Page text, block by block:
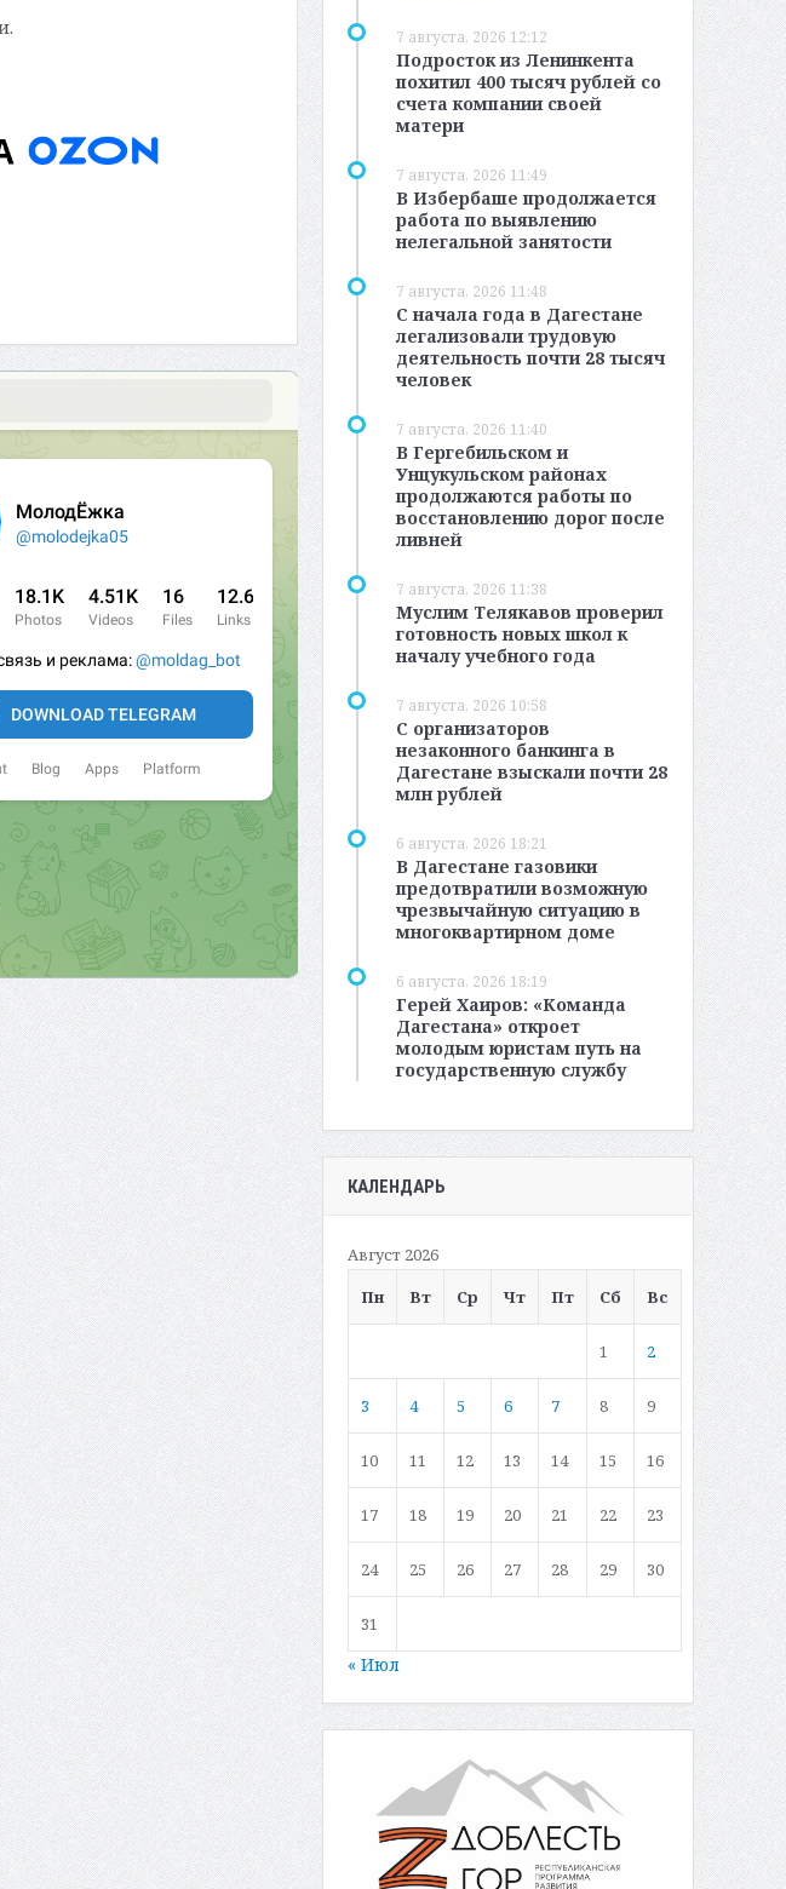
7 августа, 2026 12:12
Подросток из Ленинкента
похитил 400 тысяч рублей со
счета компании своей
матери
7 августа, 2026 11:49
В Избербаше продолжается
работа по выявлению
нелегальной занятости
7 августа, 2026 11:48
С начала года в Дагестане
легализовали трудовую
деятельность почти 28 тысяч
человек
7 августа, 2026 11:40
В Гергебильском и
Унцукульском районах
продолжаются работы по
восстановлению дорог после
ливней
7 августа, 2026 11:38
Муслим Телякавов проверил
готовность новых школ к
началу учебного года
7 августа, 2026 10:58
С организаторов
незаконного банкинга в
Дагестане взыскали почти 28
млн рублей
6 августа, 2026 18:21
В Дагестане газовики
предотвратили возможную
чрезвычайную ситуацию в
многоквартирном доме
6 августа, 2026 18:19
Герей Хаиров: «Команда
Дагестана» откроет
молодым юристам путь на
государственную службу
КАЛЕНДАРЬ
Август 2026
Пн
Вт Ср Чт Пт Сб Вс
1 2
3 4 5 6 7 8 9
10 11 12 13 14 15 16
17 18 19 20 21 22 23
24 25 26 27 28 29 30
31
« Июл